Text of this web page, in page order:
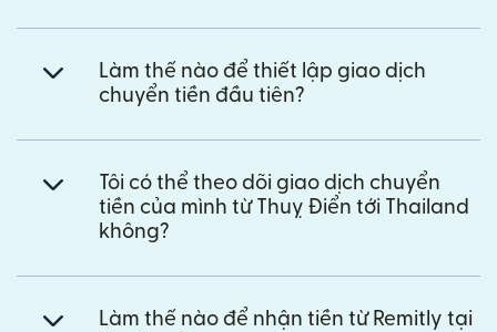
Làm thế nào để thiết lập giao dịch
chuyển tiền đầu tiên?
Tôi có thể theo dõi giao dịch chuyển
tiền của mình từ Thuỵ Điển tới Thailand
không?
Làm thế nào để nhận tiền từ Remitly tại